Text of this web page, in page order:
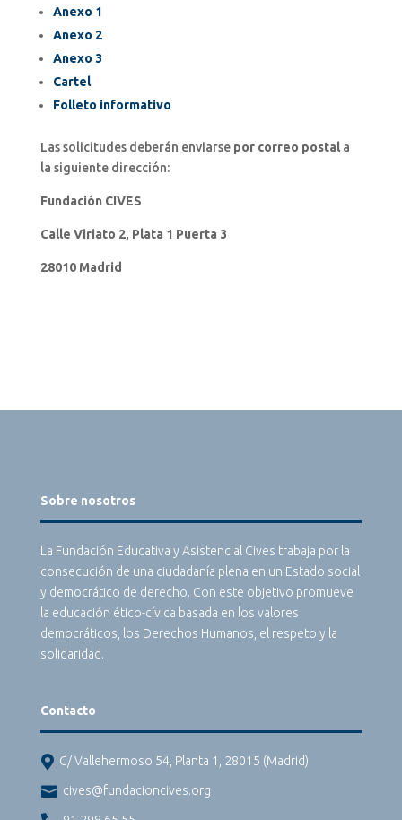
Anexo 1
Anexo 2
Anexo 3
Cartel
Folleto informativo
Las solicitudes deberán enviarse por correo postal a
la siguiente dirección:
Fundación CIVES
Calle Viriato 2, Plata 1 Puerta 3
28010 Madrid
Sobre nosotros
La Fundación Educativa y Asistencial Cives trabaja por la
consecución de una ciudadanía plena en un Estado social
y democrático de derecho. Con este objetivo promueve
la educación ético-cívica basada en los valores
democráticos, los Derechos Humanos, el respeto y la
solidaridad.
Contacto
 C/ Vallehermoso 54, Planta 1, 28015 (Madrid)
 cives@fundacioncives.org